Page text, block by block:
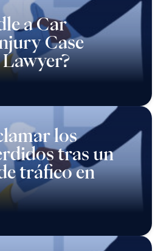
a Car
Case
los
tras un
tráfico en